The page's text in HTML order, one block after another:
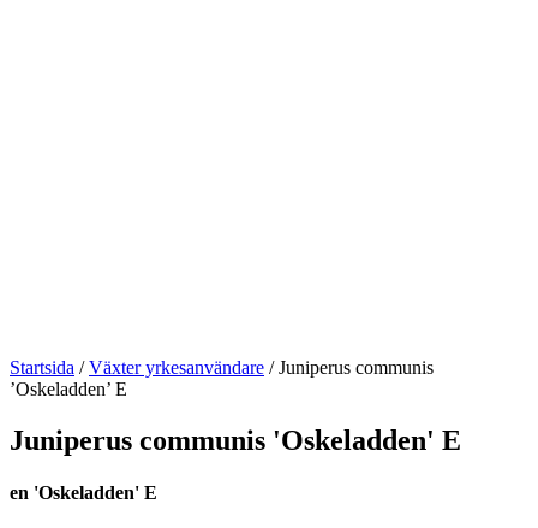
Startsida /Växter yrkesanvändare /Juniperus communis
’Oskeladden’ E
Juniperus communis 'Oskeladden' E
en 'Oskeladden' E